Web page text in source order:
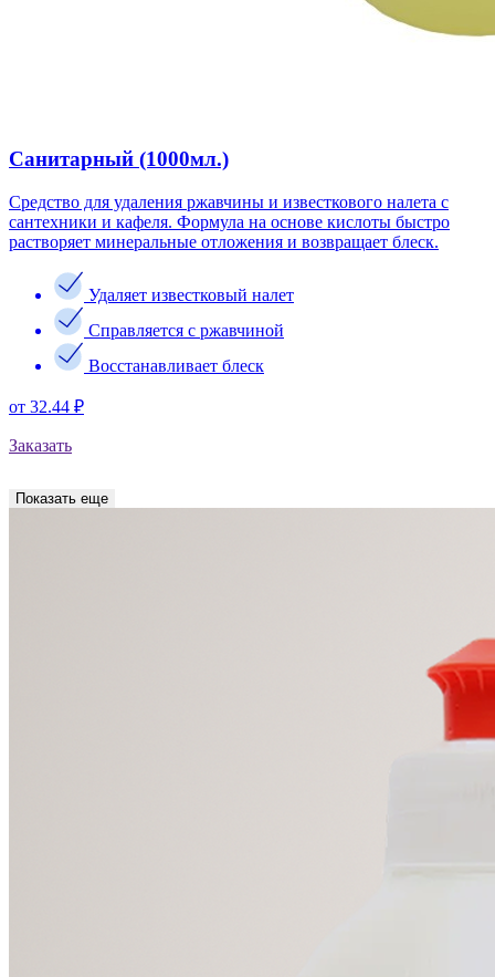
Санитарный (1000мл.)
Средство для удаления ржавчины и известкового налета с
сантехники и кафеля. Формула на основе кислоты быстро
растворяет минеральные отложения и возвращает блеск.
Удаляет известковый налет
Справляется с ржавчиной
Восстанавливает блеск
от 32.44 ₽
Заказать
Показать еще